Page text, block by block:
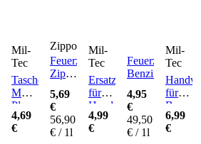
Mil-
Tec
Taschenofen
MT-
Plus
Pro -
Ersatzbrennkopf
4,69
€
Zippo
Feuerzeugbenzin
Zippo
ml
5,69
€
56,90
€ / 1l
Mil-
Tec
Ersatzbrennstifte
für
Handwärmer
20er-
Set
4,99
€
Feuerzeug
Benzin
4,95
€
49,50
€ / 1l
Mil-
Tec
für
6,99
€